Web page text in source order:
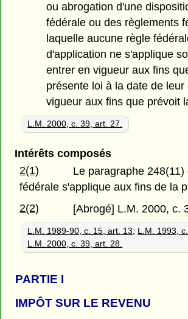
ou abrogation d'une
fédérale ou des règlements
laquelle aucune règle
d'application ne s'applique
entrer en vigueur aux fins
présente loi à la date de leur
vigueur aux fins que prévoit
L.M. 2000, c. 39, art. 27.
Intérêts composés
2(1)
Le paragraphe 248(11)
fédérale s'applique aux fins de la
2(2)
[Abrogé] L.M. 2000, c.
L.M. 1989-90, c. 15, art. 13; L.M. 1993,
L.M. 2000, c. 39, art. 28.
PARTIE I
IMPÔT SUR LE REVENU